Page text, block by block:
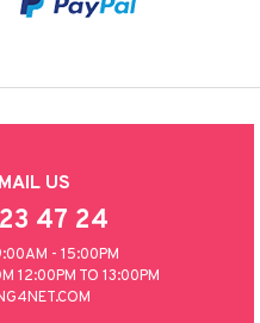
US
47 24
- 15:00PM
12:00PM TO 13:00PM